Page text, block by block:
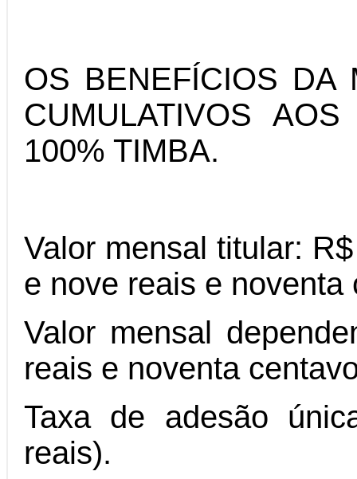
OS BENEFÍCIOS DA
CUMULATIVOS
100% TIMBA.
Valor mensal titular:
e nove reais e noventa
Valor mensal
reais e noventa
Taxa de adesão
reais).